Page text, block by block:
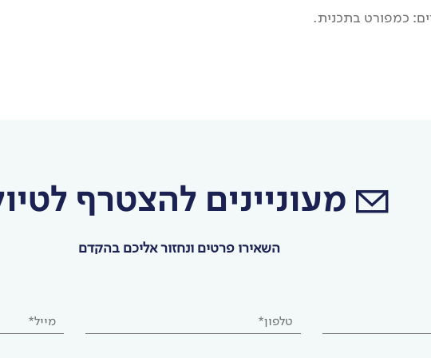
כמפורט בתכנית.
מעוניינים להצטרף
השאירו פרטים ונחזור אליכם בהקדם
טלפון* מייל*